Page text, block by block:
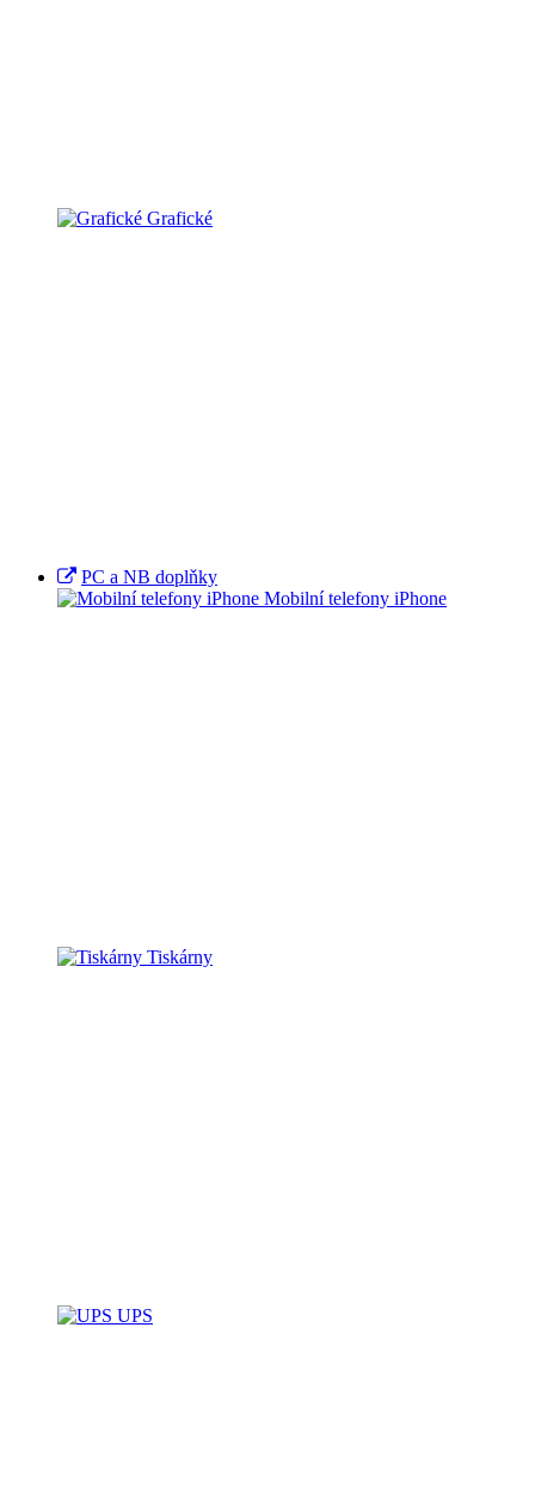
Grafické
PC a NB doplňky
Mobilní telefony iPhone
Tiskárny
UPS